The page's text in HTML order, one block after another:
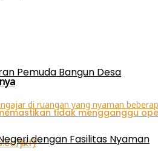
Pemuda Bangun Desa
dengan Fasilitas Nyaman